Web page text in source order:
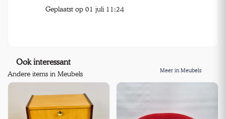
Geplaatst op 01 juli 11:24
Ook interessant
Andere items in Meubels Meer in Meubels